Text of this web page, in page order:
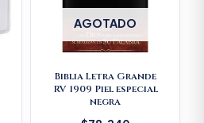
AGOTADO
Biblia Letra Grande
RV 1909 Piel especial
negra